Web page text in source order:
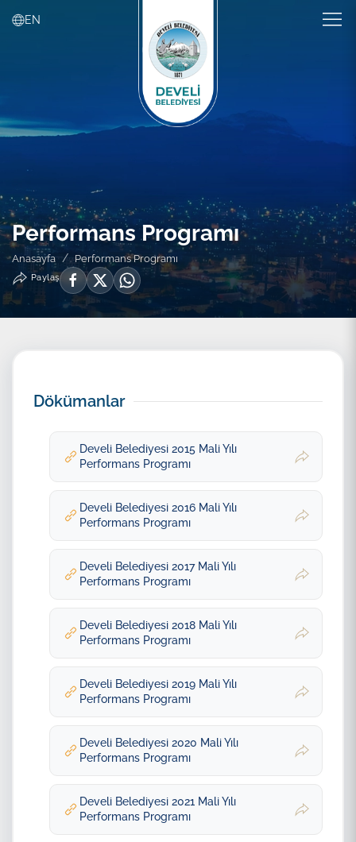
EN
Performans Programı
Anasayfa Performans Programı
Paylaş
Dökümanlar
Develi Belediyesi 2015 Mali Yılı
Performans Programı
Develi Belediyesi 2016 Mali Yılı
Performans Programı
Develi Belediyesi 2017 Mali Yılı
Performans Programı
Develi Belediyesi 2018 Mali Yılı
Performans Programı
Develi Belediyesi 2019 Mali Yılı
Performans Programı
Develi Belediyesi 2020 Mali Yılı
Performans Programı
Develi Belediyesi 2021 Mali Yılı
Performans Programı